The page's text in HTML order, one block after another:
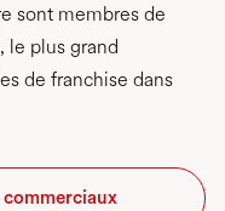
sont membres de
le plus grand
de franchise dans
commerciaux